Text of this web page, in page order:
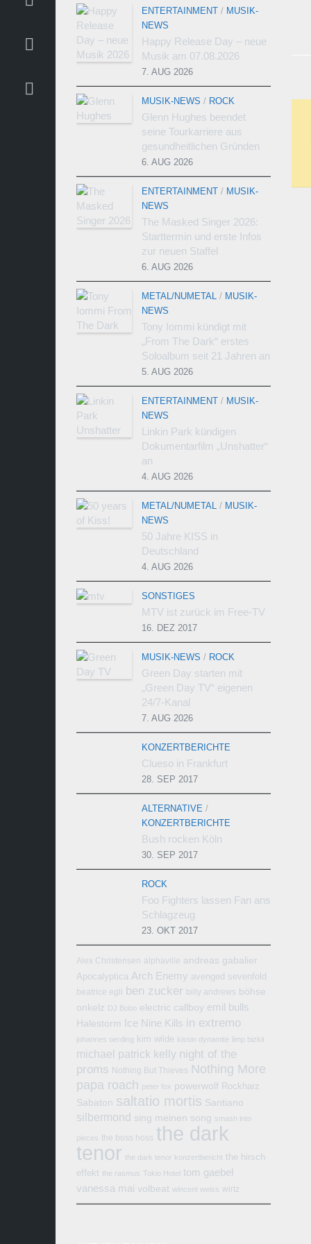
ENTERTAINMENT / MUSIK-
NEWS
Happy Release Day – neue
Musik am 07.08.2026
7. AUG 2026
MUSIK-NEWS / ROCK
Glenn Hughes beendet
seine Tourkarriere aus
gesundheitlichen Gründen
6. AUG 2026
ENTERTAINMENT / MUSIK-
NEWS
The Masked Singer 2026:
Starttermin und erste Infos
zur neuen Staffel
6. AUG 2026
METAL/NUMETAL / MUSIK-
NEWS
Tony Iommi kündigt mit
„From The Dark“ erstes
Soloalbum seit 21 Jahren an
5. AUG 2026
ENTERTAINMENT / MUSIK-
NEWS
Linkin Park kündigen
Dokumentarfilm „Unshatter“
an
4. AUG 2026
METAL/NUMETAL / MUSIK-
NEWS
50 Jahre KISS in
Deutschland
4. AUG 2026
SONSTIGES
MTV ist zurück im Free-TV
16. DEZ 2017
MUSIK-NEWS / ROCK
Green Day starten mit
„Green Day TV“ eigenen
24/7-Kanal
7. AUG 2026
KONZERTBERICHTE
Clueso in Frankfurt
28. SEP 2017
ALTERNATIVE /
KONZERTBERICHTE
Bush rocken Köln
30. SEP 2017
ROCK
Foo Fighters lassen Fan ans
Schlagzeug
23. OKT 2017
Alex Christensen alphaville andreas gabalier
Apocalyptica Arch Enemy avenged sevenfold
beatrice egli ben zucker billy andrews böhse
onkelz DJ Bobo electric callboy emil bulls
Halestorm Ice Nine Kills in extremo
johannes oerding kim wilde kissin dynamite limp bizkit
michael patrick kelly night of the
proms Nothing But Thieves Nothing More
papa roach peter fox powerwolf Rockharz
Sabaton saltatio mortis Santiano
silbermond sing meinen song smash into
pieces the boss hoss the dark
tenor the dark tenor konzertbericht the hirsch
effekt the rasmus Tokio Hotel tom gaebel
vanessa mai volbeat wincent weiss wirtz